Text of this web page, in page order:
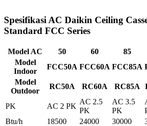
Spesifikasi AC Daikin Ceiling
Standard FCC Series
Model AC 50 60 85
Model
Indoor
FCC50A FCC60A FCC85A
Model
Outdoor
RC50A RC60A RC85A
PK AC 2 PK
AC 2.5
PK
AC 3.5
PK
Btu/h
18500 24000 30000